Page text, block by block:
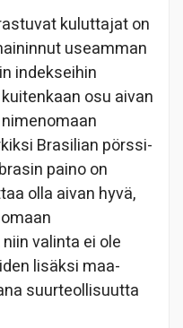
kuluttajat on
useamman
indekseihin
osu aivan
Brasilian pörssi-
paino on
olla aivan hyvä,
valinta ei ole
lisäksi maa-
suurteollisuutta